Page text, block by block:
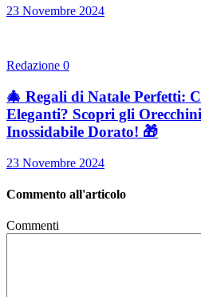
23 Novembre 2024
Redazione 0
🎄 Regali di Natale Perfetti:
Eleganti? Scopri gli
Inossidabile Dorato! 🎁
23 Novembre 2024
Commento all'articolo
Commenti